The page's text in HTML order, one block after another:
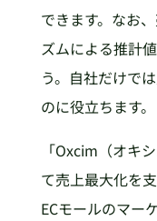
できます。なお
ズムによる推計
う。自社だけで
のに役立ちます。
「Oxcim（オキ
て売上最大化を
ECモールのマー